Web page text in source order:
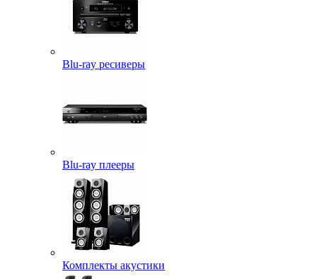
Blu-ray ресиверы
Blu-ray плееры
Комплекты акустики